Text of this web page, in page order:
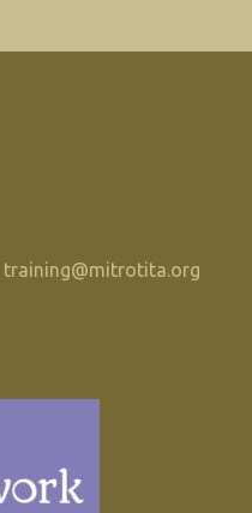
training@mitrotita.org